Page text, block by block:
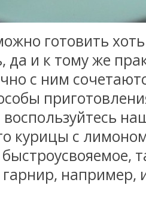
готовить
да и к тому же
с ним
воспользуйтесь
курицы с
гарнир, например,